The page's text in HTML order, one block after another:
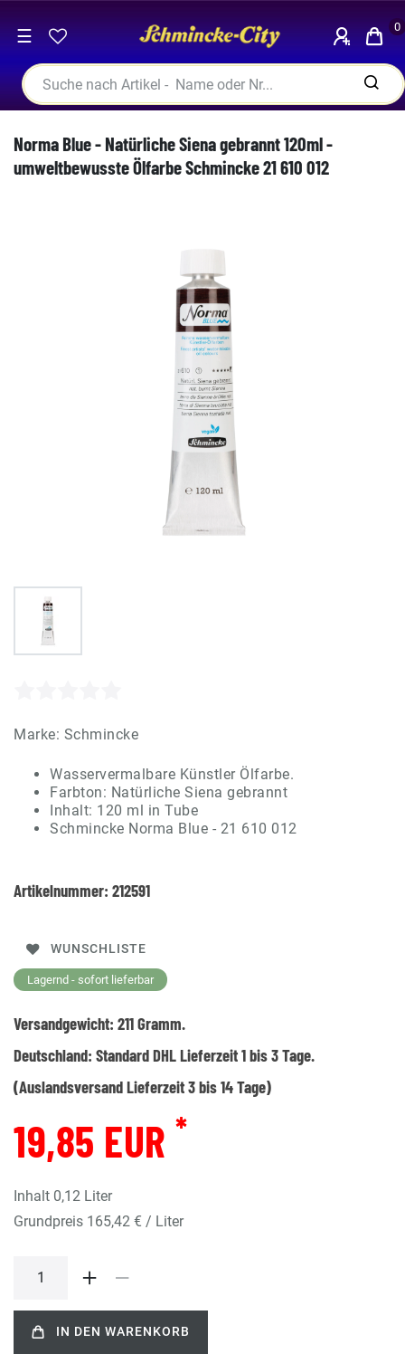
☰ 0
Norma Blue - Natürliche Siena gebrannt 120ml -
umweltbewusste Ölfarbe Schmincke 21 610 012
Marke: Schmincke
Wasservermalbare Künstler Ölfarbe.
Farbton: Natürliche Siena gebrannt
Inhalt: 120 ml in Tube
Schmincke Norma Blue - 21 610 012
Artikelnummer: 212591
WUNSCHLISTE
Lagernd - sofort lieferbar
Versandgewicht: 211Gramm.
Deutschland: Standard DHL Lieferzeit 1 bis 3 Tage.
(Auslandsversand Lieferzeit 3 bis 14 Tage)
19,85 EUR *
Inhalt 0,12 Liter
Grundpreis 165,42 € / Liter
IN DEN WARENKORB